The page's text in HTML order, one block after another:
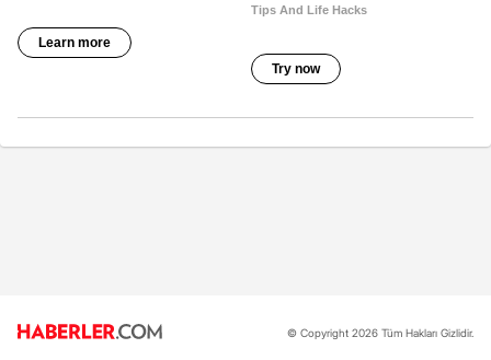
© Copyright 2026 Tüm Hakları Gizlidir.